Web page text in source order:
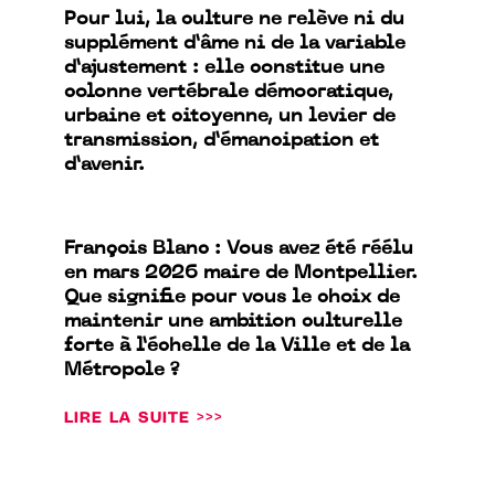
Pour lui, la culture ne relève ni du
supplément d’âme ni de la variable
d’ajustement : elle constitue une
colonne vertébrale démocratique,
urbaine et citoyenne, un levier de
transmission, d’émancipation et
d’avenir.
François Blanc : Vous avez été réélu
en mars 2026 maire de Montpellier.
Que signifie pour vous le choix de
maintenir une ambition culturelle
forte à l’échelle de la Ville et de la
Métropole ?
LIRE LA SUITE >>>